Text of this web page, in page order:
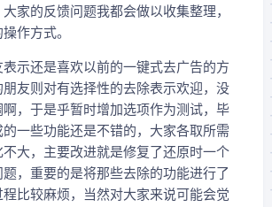
家的反馈问题我都会做以收集整理，
作方式。
还是喜欢以前的一键式去广告的方
友则对有选择性的去除表示欢迎，没
，于是乎暂时增加选项作为测试，毕
一些功能还是不错的，大家各取所需
大，主要改进就是修复了还原时一个
，重要的是将那些去除的功能进行了
比较麻烦，当然对大家来说可能会觉